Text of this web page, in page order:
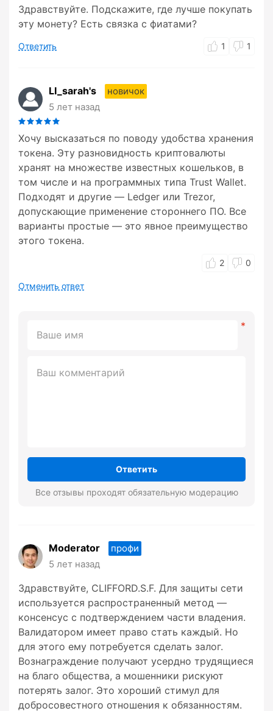
Здравствуйте. Подскажите, где лучше покупать
эту монету? Есть связка с фиатами?
Ответить 1 1
LI_sarah's
новичок
5 лет назад
Хочу высказаться по поводу удобства хранения
токена. Эту разновидность криптовалюты
хранят на множестве известных кошельков, в
том числе и на программных типа Trust Wallet.
Подходят и другие — Ledger или Trezor,
допускающие применение стороннего ПО. Все
варианты простые — это явное преимущество
этого токена.
Отменить ответ
Ответить
Все отзывы проходят обязательную модерацию
2 0
Moderator
профи
5 лет назад
Здравствуйте, CLIFFORD.S.F. Для защиты сети
используется распространенный метод —
консенсус с подтверждением части владения.
Валидатором имеет право стать каждый. Но
для этого ему потребуется сделать залог.
Вознаграждение получают усердно трудящиеся
на благо общества, а мошенники рискуют
потерять залог. Это хороший стимул для
добросовестного отношения к обязанностям.